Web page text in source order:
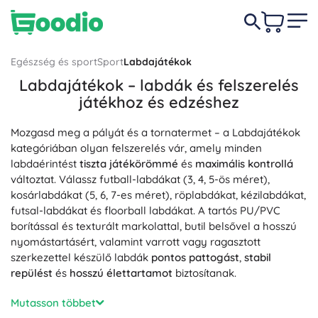
Egészség és sportSportLabdajátékok
Labdajátékok – labdák és felszerelés
játékhoz és edzéshez
Mozgasd meg a pályát és a tornatermet – a Labdajátékok
kategóriában olyan felszerelés vár, amely minden
labdaérintést tiszta játékörömmé és maximális kontrollá
változtat. Válassz futball-labdákat (3, 4, 5-ös méret),
kosárlabdákat (5, 6, 7-es méret), röplabdákat, kézilabdákat,
futsal-labdákat és floorball labdákat. A tartós PU/PVC
borítással és texturált markolattal, butil belsővel a hosszú
nyomástartásért, valamint varrott vagy ragasztott
szerkezettel készülő labdák pontos pattogást, stabil
repülést és hosszú élettartamot biztosítanak.
Szereld fel a szabadtéri pályát és a csarnokot: kapuk,
kosárlabda-kosarak, hálók röplabdához és kézilabdához,
Mutasson többet